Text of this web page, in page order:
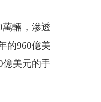
萬輛，滲透
的960億美
億美元的手